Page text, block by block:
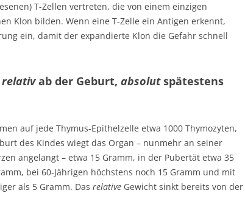
T-Zellen vertreten, die von einem einzigen
Klon bilden. Wenn eine T-Zelle ein Antigen erkennt,
ein, damit der expandierte Klon die Gefahr schnell
relativab der Geburt, absolutspätestens
auf jede Thymus-Epithelzelle etwa 1000 Thymozyten,
des Kindes wiegt das Organ – nunmehr an seiner
angelangt – etwa 15 Gramm, in der Pubertät etwa 35
bei 60-Jährigen höchstens noch 15 Gramm und mit
als 5 Gramm. Das relative Gewicht sinkt bereits von der